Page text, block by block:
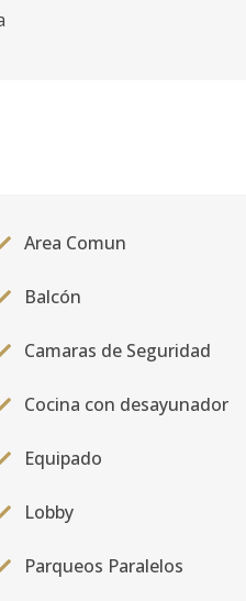
US$ 312,361.68
Area Comun
Balcón
Camaras de Seguridad
Cocina con desayunador
Equipado
Lobby
Parqueos Paralelos